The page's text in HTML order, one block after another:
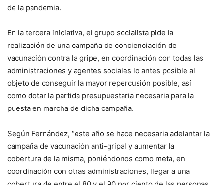
de la pandemia.
En la tercera iniciativa, el grupo socialista pide la
realización de una campaña de concienciación de
vacunación contra la gripe, en coordinación con todas las
administraciones y agentes sociales lo antes posible al
objeto de conseguir la mayor repercusión posible, así
como dotar la partida presupuestaria necesaria para la
puesta en marcha de dicha campaña.
Según Fernández, “este año se hace necesaria adelantar la
campaña de vacunación anti-gripal y aumentar la
cobertura de la misma, poniéndonos como meta, en
coordinación con otras administraciones, llegar a una